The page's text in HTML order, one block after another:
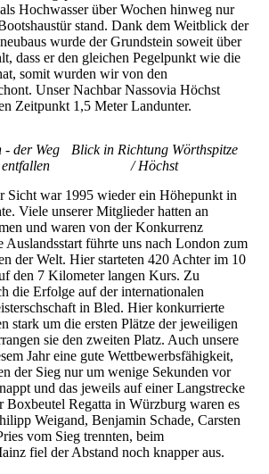
Hochwasser über Wochen hinweg nur
stand. Dank dem Weitblick der
wurde der Grundstein soweit über
dass er den gleichen Pegelpunkt wie die
somit wurden wir von den
Unser Nachbar Nassovia Höchst
Zeitpunkt 1,5 Meter Landunter.
- der Weg
Blick in Richtung Wörthspitze
/ Höchst
Sicht war 1995 wieder ein Höhepunkt in
Viele unserer Mitglieder hatten an
und waren von der Konkurrenz
Auslandsstart führte uns nach London zum
der Welt. Hier starteten 420 Achter im 10
den 7 Kilometer langen Kurs. Zu
die Erfolge auf der internationalen
in Bled. Hier konkurrierte
stark um die ersten Plätze der jeweiligen
sie den zweiten Platz. Auch unsere
Jahr eine gute Wettbewerbsfähigkeit,
der Sieg nur um wenige Sekunden vor
und das jeweils auf einer Langstrecke
Boxbeutel Regatta in Würzburg waren es
Weigand, Benjamin Schade, Carsten
vom Sieg trennten, beim
fiel der Abstand noch knapper aus.